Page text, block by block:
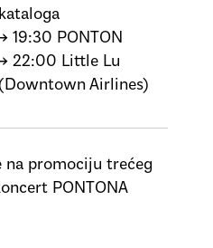
kataloga
19:30 PONTON
22:00 Little Lu
(Downtown Airlines)
na promociju trećeg
PONTONA